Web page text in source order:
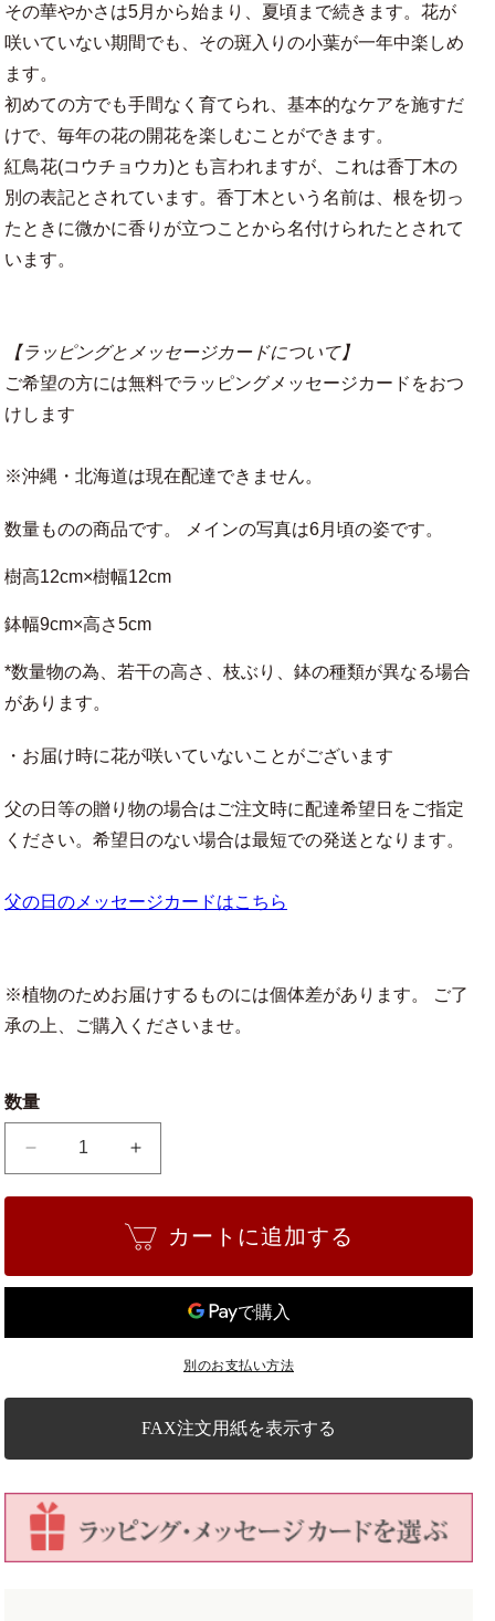
その華やかさは5月から始まり、夏頃まで続きます。花が
咲いていない期間でも、その斑入りの小葉が一年中楽しめ
ます。
初めての方でも手間なく育てられ、基本的なケアを施すだ
けで、毎年の花の開花を楽しむことができます。
紅鳥花(コウチョウカ)とも言われますが、これは香丁木の
別の表記とされています。香丁木という名前は、根を切っ
たときに微かに香りが立つことから名付けられたとされて
います。
【ラッピングとメッセージカードについて】
ご希望の方には無料でラッピングメッセージカードをおつ
けします
※沖縄・北海道は現在配達できません。
数量ものの商品です。 メインの写真は6月頃の姿です。
樹高12cm×樹幅12cm
鉢幅9cm×高さ5cm
*数量物の為、若干の高さ、枝ぶり、鉢の種類が異なる場合
があります。
・お届け時に花が咲いていないことがございます
父の日等の贈り物の場合はご注文時に配達希望日をご指定
ください。希望日のない場合は最短での発送となります。
父の日のメッセージカードはこちら
※植物のためお届けするものには個体差があります。 ご了
承の上、ご購入くださいませ。
数量
ミ
香
木
き
天
目
お
盆
ミ
香
木
万
天
目
カートに追加する
別のお支払い方法
FAX注文用紙を表示する